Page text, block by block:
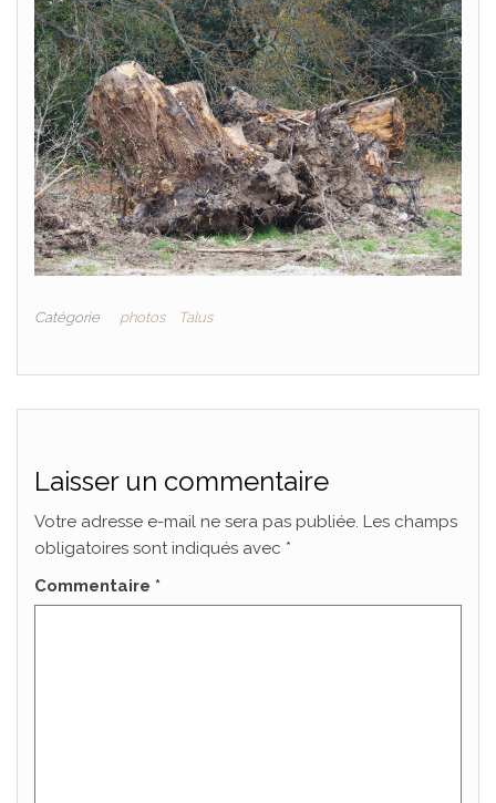
Catégorie photos Talus
Laisser un commentaire
Votre adresse e-mail ne sera pas publiée. Les champs
obligatoires sont indiqués avec *
Commentaire *